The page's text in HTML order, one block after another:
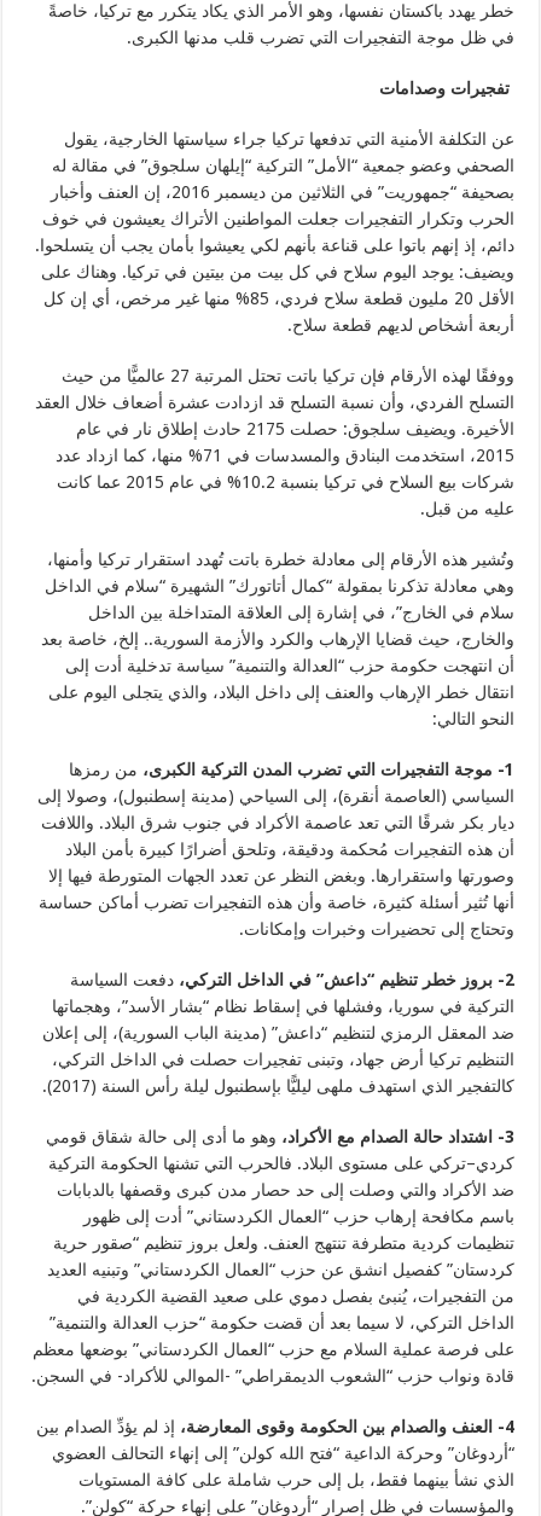
خطر يهدد باكستان نفسها، وهو الأمر الذي يكاد يتكرر مع تركيا، خاصةً
في ظل موجة التفجيرات التي تضرب قلب مدنها الكبرى.
تفجيرات وصدامات
عن التكلفة الأمنية التي تدفعها تركيا جراء سياستها الخارجية، يقول
الصحفي وعضو جمعية “الأمل” التركية “إيلهان سلجوق” في مقالة له
بصحيفة “جمهوريت” في الثلاثين من ديسمبر 2016، إن العنف وأخبار
الحرب وتكرار التفجيرات جعلت المواطنين الأتراك يعيشون في خوف
دائم، إذ إنهم باتوا على قناعة بأنهم لكي يعيشوا بأمان يجب أن يتسلحوا.
ويضيف: يوجد اليوم سلاح في كل بيت من بيتين في تركيا. وهناك على
الأقل 20 مليون قطعة سلاح فردي، 85% منها غير مرخص، أي إن كل
أربعة أشخاص لديهم قطعة سلاح.
ووفقًا لهذه الأرقام فإن تركيا باتت تحتل المرتبة 27 عالميًّا من حيث
التسلح الفردي، وأن نسبة التسلح قد ازدادت عشرة أضعاف خلال العقد
الأخيرة. ويضيف سلجوق: حصلت 2175 حادث إطلاق نار في عام
2015، استخدمت البنادق والمسدسات في 71% منها، كما ازداد عدد
شركات بيع السلاح في تركيا بنسبة 10.2% في عام 2015 عما كانت
عليه من قبل.
وتُشير هذه الأرقام إلى معادلة خطرة باتت تُهدد استقرار تركيا وأمنها،
وهي معادلة تذكرنا بمقولة “كمال أتاتورك” الشهيرة “سلام في الداخل
سلام في الخارج”، في إشارة إلى العلاقة المتداخلة بين الداخل
والخارج، حيث قضايا الإرهاب والكرد والأزمة السورية.. إلخ، خاصة بعد
أن انتهجت حكومة حزب “العدالة والتنمية” سياسة تدخلية أدت إلى
انتقال خطر الإرهاب والعنف إلى داخل البلاد، والذي يتجلى اليوم على
النحو التالي:
1- موجة التفجيرات التي تضرب المدن التركية الكبرى،
من رمزها
السياسي (العاصمة أنقرة)، إلى السياحي (مدينة إسطنبول)، وصولا إلى
ديار بكر شرقًا التي تعد عاصمة الأكراد في جنوب شرق البلاد. واللافت
أن هذه التفجيرات مُحكمة ودقيقة، وتلحق أضرارًا كبيرة بأمن البلاد
وصورتها واستقرارها. وبغض النظر عن تعدد الجهات المتورطة فيها إلا
أنها تُثير أسئلة كثيرة، خاصة وأن هذه التفجيرات تضرب أماكن حساسة
وتحتاج إلى تحضيرات وخبرات وإمكانات.
2- بروز خطر تنظيم “داعش” في الداخل التركي،
دفعت السياسة
التركية في سوريا، وفشلها في إسقاط نظام “بشار الأسد”، وهجماتها
ضد المعقل الرمزي لتنظيم “داعش” (مدينة الباب السورية)، إلى إعلان
التنظيم تركيا أرض جهاد، وتبنى تفجيرات حصلت في الداخل التركي،
كالتفجير الذي استهدف ملهى ليليًّا بإسطنبول ليلة رأس السنة (2017).
3- اشتداد حالة الصدام مع الأكراد،
وهو ما أدى إلى حالة شقاق قومي
كردي–تركي على مستوى البلاد. فالحرب التي تشنها الحكومة التركية
ضد الأكراد والتي وصلت إلى حد حصار مدن كبرى وقصفها بالدبابات
باسم مكافحة إرهاب حزب “العمال الكردستاني” أدت إلى ظهور
تنظيمات كردية متطرفة تنتهج العنف. ولعل بروز تنظيم “صقور حرية
كردستان” كفصيل انشق عن حزب “العمال الكردستاني” وتبنيه العديد
من التفجيرات، يُنبئ بفصل دموي على صعيد القضية الكردية في
الداخل التركي، لا سيما بعد أن قضت حكومة “حزب العدالة والتنمية”
على فرصة عملية السلام مع حزب “العمال الكردستاني” بوضعها معظم
قادة ونواب حزب “الشعوب الديمقراطي” -الموالي للأكراد- في السجن.
4- العنف والصدام بين الحكومة وقوى المعارضة،
إذ لم يؤدِّ الصدام بين
“أردوغان” وحركة الداعية “فتح الله كولن” إلى إنهاء التحالف العضوي
الذي نشأ بينهما فقط، بل إلى حرب شاملة على كافة المستويات
والمؤسسات في ظل إصرار “أردوغان” على إنهاء حركة “كولن”.